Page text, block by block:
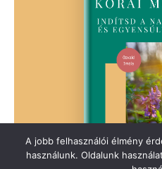
A jobb felhasználói élmény
használunk. Oldalunk